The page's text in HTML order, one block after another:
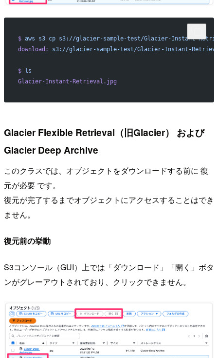
$ aws s3 cp s3://glacier-sample-test/Glacier-Instant-
download:
s3://glacier-sample-test/Glacier-Instant-
$ ls
Glacier-Instant-Retrieval.jpg
Glacier Flexible Retrieval（旧Glacier） および
Glacier Deep Archive
このクラスでは、オブジェクトをダウンロードする前に 復
元が必要 です。
復元が完了するまでオブジェクトにアクセスすることはでき
ません。
復元前の挙動
S3コンソール（GUI）上では「ダウンロード」「開く」ボタ
ンがグレーアウトされており、クリックできません。